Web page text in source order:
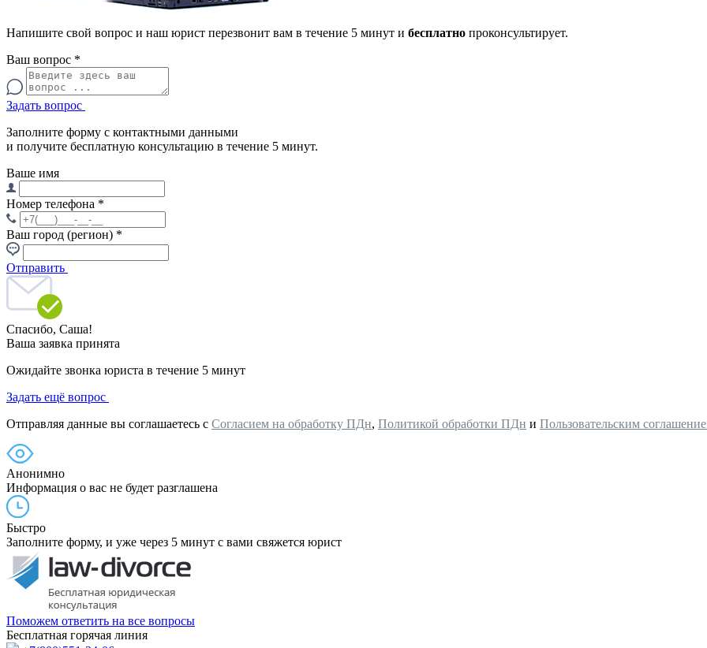
Напишите свой вопрос и наш юрист перезвонит вам в течение 5 минут и бесплатно проконсультирует.
Ваш вопрос *
Задать вопрос
Заполните форму с контактными данными
и получите бесплатную консультацию в течение 5 минут.
Ваше имя
Номер телефона *
Ваш город (регион) *
Отправить
Спасибо, Саша!
Ваша заявка принята
Ожидайте звонка юриста в течение 5 минут
Задать ещё вопрос
Отправляя данные вы соглашаетесь с Согласием на обработку ПДн, Политикой обработки ПДн и Пользовательским
Анонимно
Информация о вас не будет разглашена
Быстро
Заполните форму, и уже через 5 минут с вами свяжется юрист
Поможем ответить на все вопросы
Бесплатная горячая линия